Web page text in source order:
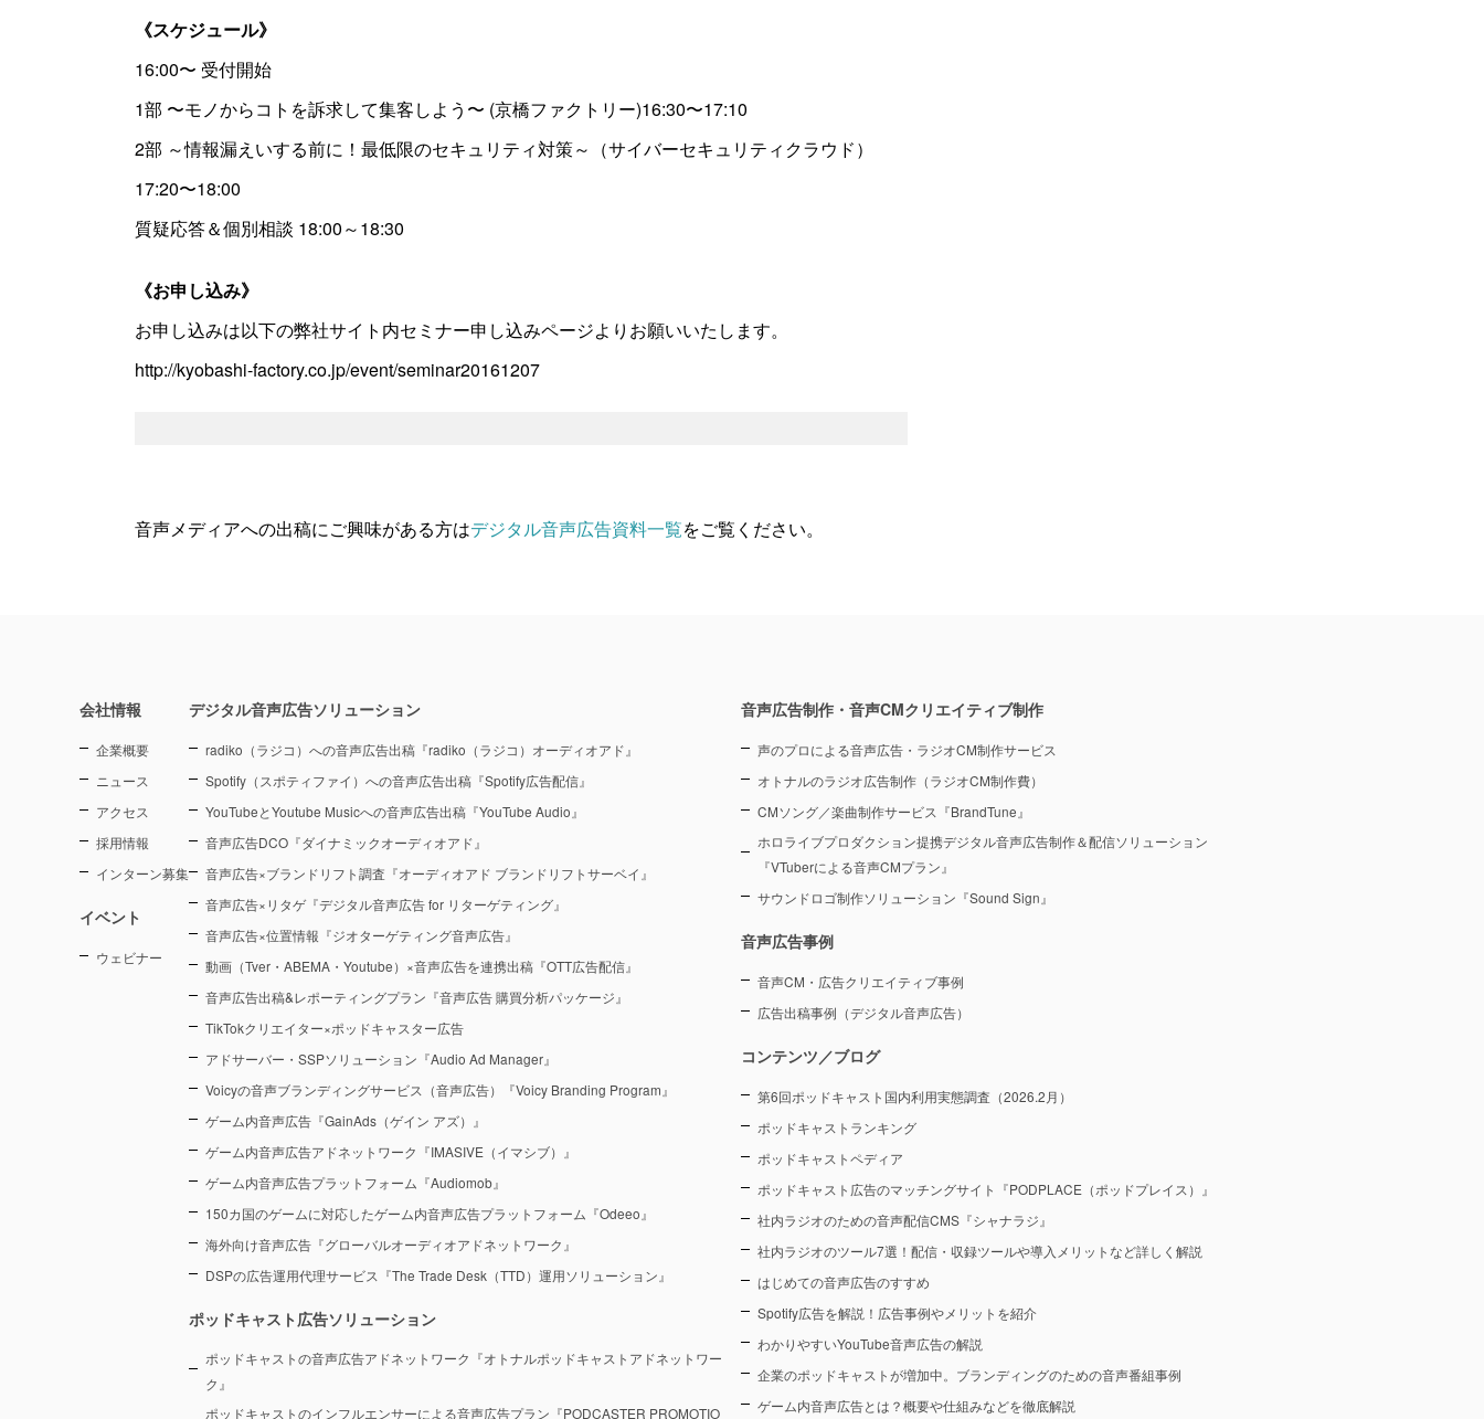
《スケジュール》
16:00〜 受付開始
1部 〜モノからコトを訴求して集客しよう〜 (京橋ファクトリー)16:30〜17:10
2部 ～情報漏えいする前に！最低限のセキュリティ対策～（サイバーセキュリティクラウド）
17:20〜18:00
質疑応答＆個別相談 18:00～18:30
《お申し込み》
お申し込みは以下の弊社サイト内セミナー申し込みページよりお願いいたします。
http://kyobashi-factory.co.jp/event/seminar20161207
音声メディアへの出稿にご興味がある方はデジタル音声広告資料一覧をご覧ください。
会社情報
企業概要
ニュース
アクセス
採用情報
インターン募集
イベント
ウェビナー
デジタル音声広告ソリューション
radiko（ラジコ）への音声広告出稿『radiko（ラジコ）オーディオアド』
Spotify（スポティファイ）への音声広告出稿『Spotify広告配信』
YouTubeとYoutube Musicへの音声広告出稿『YouTube Audio』
音声広告DCO『ダイナミックオーディオアド』
音声広告×ブランドリフト調査『オーディオアド ブランドリフトサーベイ』
音声広告×リタゲ『デジタル音声広告 for リターゲティング』
音声広告×位置情報『ジオターゲティング音声広告』
動画（Tver・ABEMA・Youtube）×音声広告を連携出稿『OTT広告配信』
音声広告出稿&レポーティングプラン『音声広告 購買分析パッケージ』
TikTokクリエイター×ポッドキャスター広告
アドサーバー・SSPソリューション『Audio Ad Manager』
Voicyの音声ブランディングサービス（音声広告）『Voicy Branding Program』
ゲーム内音声広告『GainAds（ゲイン アズ）』
ゲーム内音声広告アドネットワーク『IMASIVE（イマシブ）』
ゲーム内音声広告プラットフォーム『Audiomob』
150カ国のゲームに対応したゲーム内音声広告プラットフォーム『Odeeo』
海外向け音声広告『グローバルオーディオアドネットワーク』
DSPの広告運用代理サービス『The Trade Desk（TTD）運用ソリューション』
ポッドキャスト広告ソリューション
ポッドキャストの音声広告アドネットワーク『オトナルポッドキャストアドネットワー
ク』
ポッドキャストのインフルエンサーによる音声広告プラン『PODCASTER PROMOTIO
音声広告制作・音声CMクリエイティブ制作
声のプロによる音声広告・ラジオCM制作サービス
オトナルのラジオ広告制作（ラジオCM制作費）
CMソング／楽曲制作サービス『BrandTune』
ホロライブプロダクション提携デジタル音声広告制作＆配信ソリューション
『VTuberによる音声CMプラン』
サウンドロゴ制作ソリューション『Sound Sign』
音声広告事例
音声CM・広告クリエイティブ事例
広告出稿事例（デジタル音声広告）
コンテンツ／ブログ
第6回ポッドキャスト国内利用実態調査（2026.2月）
ポッドキャストランキング
ポッドキャストペディア
ポッドキャスト広告のマッチングサイト『PODPLACE（ポッドプレイス）』
社内ラジオのための音声配信CMS『シャナラジ』
社内ラジオのツール7選！配信・収録ツールや導入メリットなど詳しく解説
はじめての音声広告のすすめ
Spotify広告を解説！広告事例やメリットを紹介
わかりやすいYouTube音声広告の解説
企業のポッドキャストが増加中。ブランディングのための音声番組事例
ゲーム内音声広告とは？概要や仕組みなどを徹底解説